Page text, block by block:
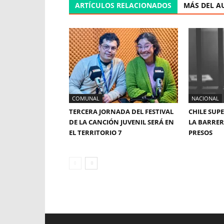
ARTÍCULOS RELACIONADOS MÁS DEL
COMUNAL
TERCERA JORNADA DEL FESTIVAL
DE LA CANCIÓN JUVENIL SERÁ EN
EL TERRITORIO 7
NACIONAL
CHILE
LA
PRESOS